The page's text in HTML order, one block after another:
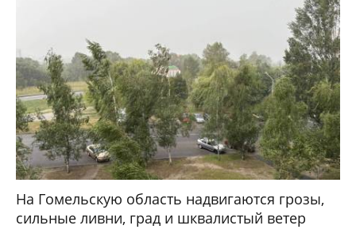
На Гомельскую область надвигаются грозы,
сильные ливни, град и шквалистый ветер